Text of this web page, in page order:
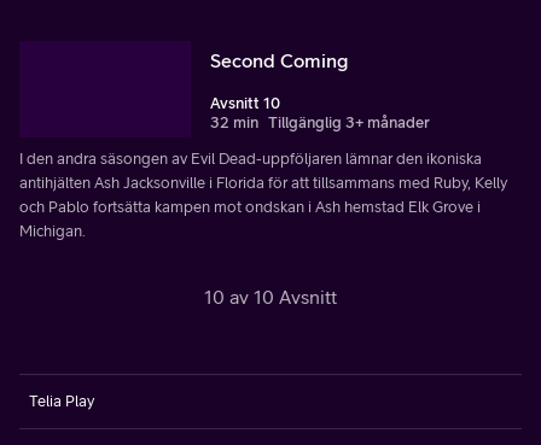
Second Coming
Avsnitt 10
32 min Tillgänglig 3+ månader
I den andra säsongen av Evil Dead-uppföljaren lämnar den ikoniska
antihjälten Ash Jacksonville i Florida för att tillsammans med Ruby, Kelly
och Pablo fortsätta kampen mot ondskan i Ash hemstad Elk Grove i
Michigan.
10 av 10 Avsnitt
Telia Play